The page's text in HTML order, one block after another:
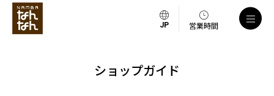
営業時間
ショップガイド